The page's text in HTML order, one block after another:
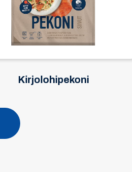
Kirjolohipekoni